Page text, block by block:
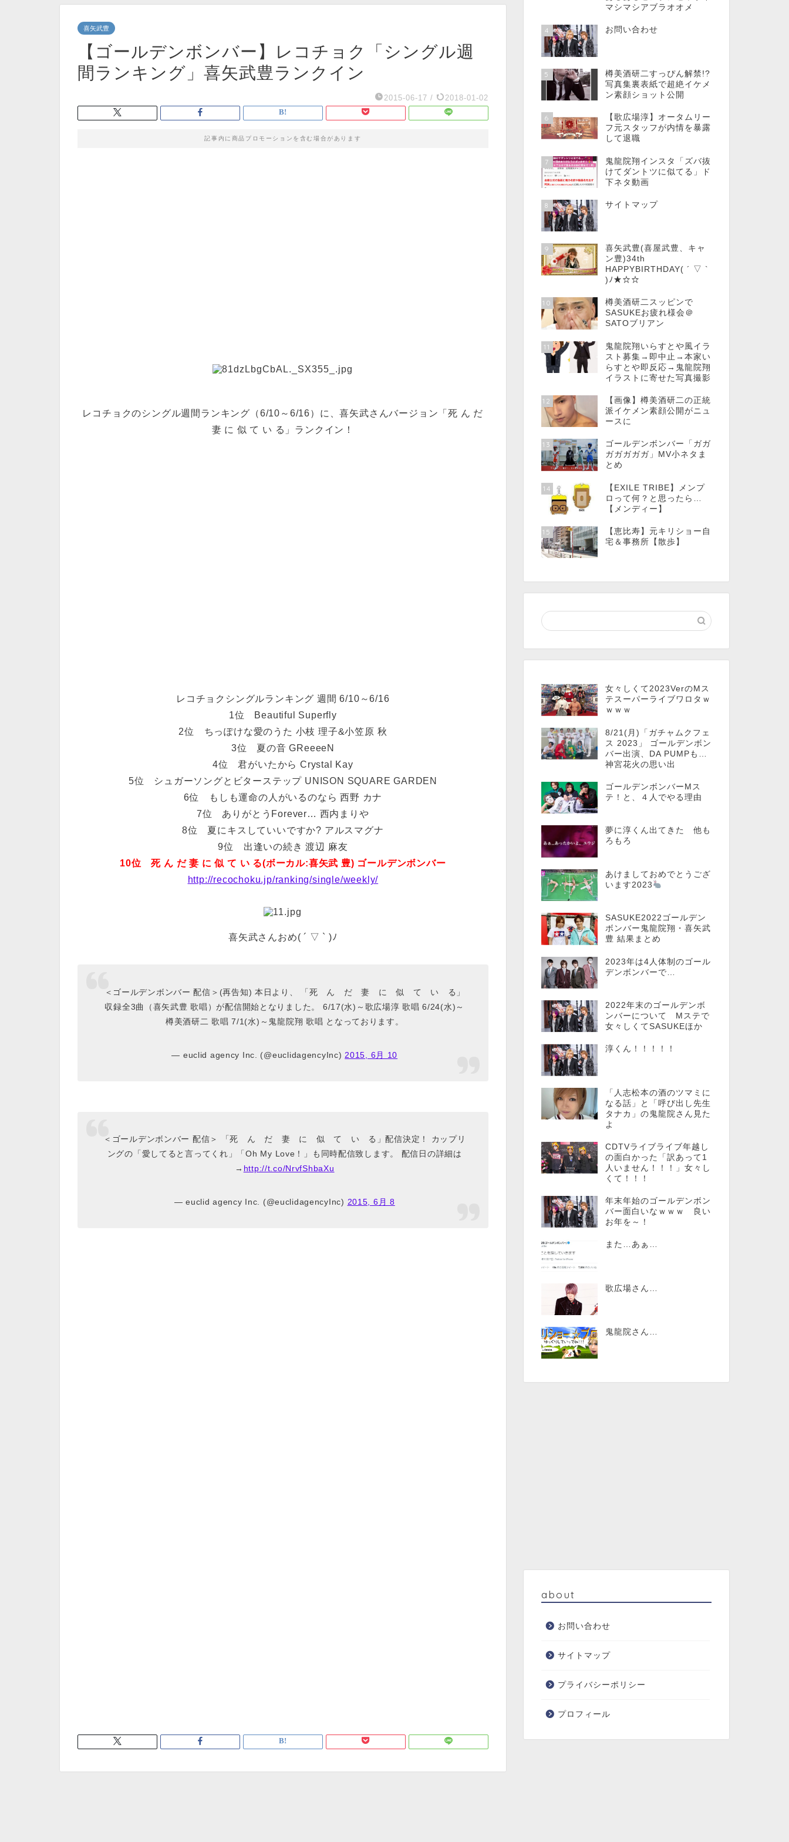
喜矢武豊
【ゴールデンボンバー】レコチョク「シングル週
間ランキング」喜矢武豊ランクイン
2015-06-17 / 2018-01-02
記事内に商品プロモーションを含む場合があります
レコチョクのシングル週間ランキング（6/10～6/16）に、喜矢武さんバージョン「死 ん だ
妻 に 似 て い る」ランクイン！
レコチョクシングルランキング 週間 6/10～6/16
1位 Beautiful Superfly
2位 ちっぽけな愛のうた 小枝 理子&小笠原 秋
3位 夏の音 GReeeeN
4位 君がいたから Crystal Kay
5位 シュガーソングとビターステップ UNISON SQUARE GARDEN
6位 もしも運命の人がいるのなら 西野 カナ
7位 ありがとうForever… 西内まりや
8位 夏にキスしていいですか? アルスマグナ
9位 出逢いの続き 渡辺 麻友
10位 死 ん だ 妻 に 似 て い る(ボーカル:喜矢武 豊) ゴールデンボンバー
http://recochoku.jp/ranking/single/weekly/
喜矢武さんおめ( ´ ▽ ` )ﾉ
＜ゴールデンボンバー 配信＞(再告知) 本日より、 「死 ん だ 妻 に 似 て い る」
収録全3曲（喜矢武豊 歌唱）が配信開始となりました。 6/17(水)～歌広場淳 歌唱 6/24(水)～
樽美酒研二 歌唱 7/1(水)～鬼龍院翔 歌唱 となっております。
— euclid agency Inc. (@euclidagencyInc) 2015, 6月 10
＜ゴールデンボンバー 配信＞ 「死 ん だ 妻 に 似 て い る」配信決定！ カップリ
ングの「愛してると言ってくれ」「Oh My Love！」も同時配信致します。 配信日の詳細は
→ http://t.co/NrvfShbaXu
— euclid agency Inc. (@euclidagencyInc) 2015, 6月 8
マシマシアブラオオメ
4 お問い合わせ
5
樽美酒研二すっぴん解禁!?
写真集裏表紙で超絶イケメ
ン素顔ショット公開
6
【歌広場淳】オータムリー
フ元スタッフが内情を暴露
して退職
7
鬼龍院翔インスタ「ズバ抜
けてダントツに似てる」ド
下ネタ動画
8 サイトマップ
9
喜矢武豊(喜屋武豊、キャ
ン豊)34th
HAPPYBIRTHDAY( ´ ▽ `
)ﾉ★☆☆
10
樽美酒研二スッピンで
SASUKEお疲れ様会＠
SATOブリアン
11
鬼龍院翔いらすとや風イラ
スト募集→即中止→本家い
らすとや即反応→鬼龍院翔
イラストに寄せた写真撮影
12
【画像】樽美酒研二の正統
派イケメン素顔公開がニュ
ースに
13
ゴールデンボンバー「ガガ
ガガガガガ」MV小ネタま
とめ
14
【EXILE TRIBE】メンプ
ロって何？と思ったら…
【メンディー】
15
【恵比寿】元キリショー自
宅＆事務所【散歩】
女々しくて2023VerのMス
テスーパーライブワロタｗ
ｗｗｗ
8/21(月)「ガチャムクフェ
ス 2023」 ゴールデンボン
バー出演、DA PUMPも…
神宮花火の思い出
ゴールデンボンバーMス
テ！と、４人でやる理由
夢に淳くん出てきた 他も
ろもろ
あけましておめでとうござ
います2023
SASUKE2022ゴールデン
ボンバー鬼龍院翔・喜矢武
豊 結果まとめ
2023年は4人体制のゴール
デンボンバーで…
2022年末のゴールデンボ
ンバーについて Mステで
女々しくてSASUKEほか
淳くん！！！！！
「人志松本の酒のツマミに
なる話」と「呼び出し先生
タナカ」の鬼龍院さん見た
よ
CDTVライブライブ年越し
の面白かった「訳あって1
人いません！！！」女々し
くて！！！
年末年始のゴールデンボン
バー面白いなｗｗｗ 良い
お年を～！
また…あぁ…
歌広場さん…
鬼龍院さん…
about
お問い合わせ
サイトマップ
プライバシーポリシー
プロフィール